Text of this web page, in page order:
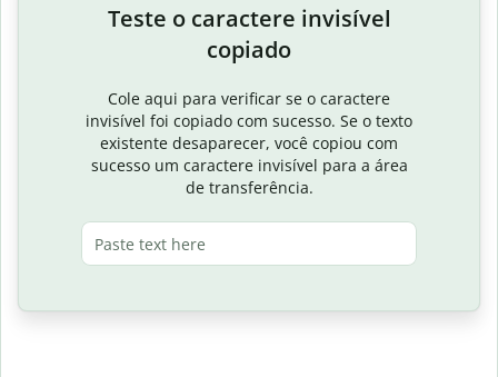
Teste o caractere invisível
copiado
Cole aqui para verificar se o caractere
invisível foi copiado com sucesso. Se o texto
existente desaparecer, você copiou com
sucesso um caractere invisível para a área
de transferência.